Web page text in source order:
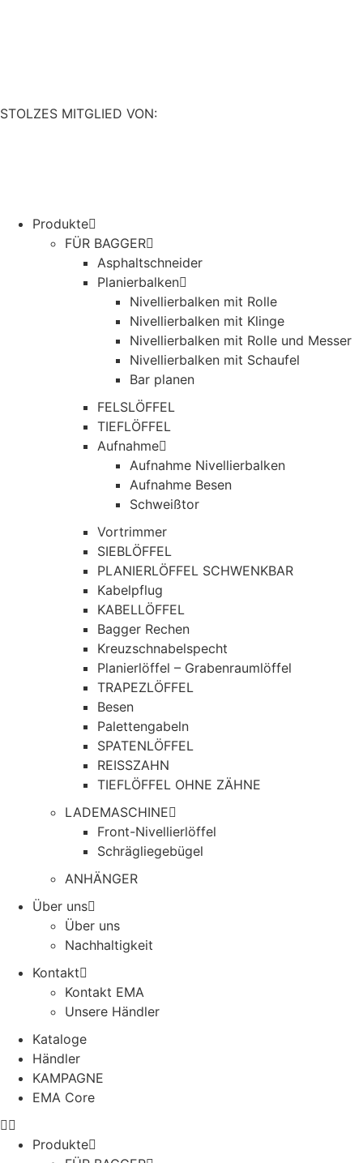
STOLZES MITGLIED VON:
Produkte
FÜR BAGGER
Asphaltschneider
Planierbalken
Nivellierbalken mit Rolle
Nivellierbalken mit Klinge
Nivellierbalken mit Rolle und Messer
Nivellierbalken mit Schaufel
Bar planen
FELSLÖFFEL
TIEFLÖFFEL
Aufnahme
Aufnahme Nivellierbalken
Aufnahme Besen
Schweißtor
Vortrimmer
SIEBLÖFFEL
PLANIERLÖFFEL SCHWENKBAR
Kabelpflug
KABELLÖFFEL
Bagger Rechen
Kreuzschnabelspecht
Planierlöffel – Grabenraumlöffel
TRAPEZLÖFFEL
Besen
Palettengabeln
SPATENLÖFFEL
REISSZAHN
TIEFLÖFFEL OHNE ZÄHNE
LADEMASCHINE
Front-Nivellierlöffel
Schrägliegebügel
ANHÄNGER
Über uns
Über uns
Nachhaltigkeit
Kontakt
Kontakt EMA
Unsere Händler
Kataloge
Händler
KAMPAGNE
EMA Core
Produkte